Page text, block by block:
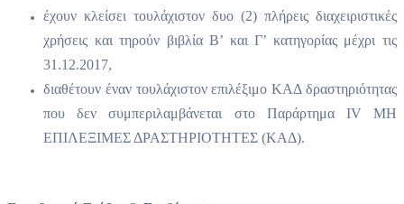
έχουν κλείσει τουλάχιστον δυο (2) πλήρεις διαχειριστικές
χρήσεις και τηρούν βιβλία Β’ και Γ’ κατηγορίας μέχρι τις
31.12.2017,
διαθέτουν έναν τουλάχιστον επιλέξιμο ΚΑΔ δραστηριότητας
που δεν συμπεριλαμβάνεται στο Παράρτημα ΙV ΜΗ
EΠΙΛΕΞΙΜΕΣ ΔΡΑΣΤΗΡΙΟΤΗΤΕΣ (ΚΑΔ).